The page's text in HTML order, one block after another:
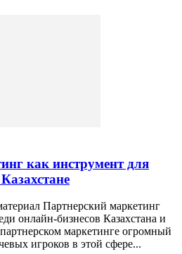
как инструмент для
Партнерский маркетинг
онлайн-бизнесов Казахстана и
маркетинге огромный
игроков в этой сфере...